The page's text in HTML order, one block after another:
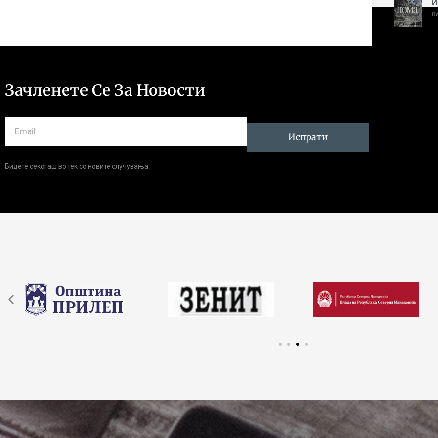
Зачленете Се За Новости
Испрати
Бидете секогаш во тек со новите случувања